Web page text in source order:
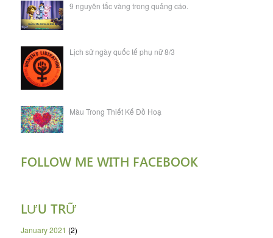
9 nguyên tắc vàng trong quảng cáo.
Lịch sử ngày quốc tế phụ nữ 8/3
Màu Trong Thiết Kế Đồ Hoạ
FOLLOW ME WITH FACEBOOK
LƯU TRỮ
January 2021 (2)